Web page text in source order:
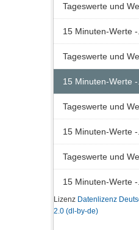
Tageswerte und
15 Minuten-Werte -
Tageswerte und
15 Minuten-Werte -
Tageswerte und
15 Minuten-Werte -
Tageswerte und
15 Minuten-Werte -
Lizenz Datenlizenz
2.0 (dl-by-de)